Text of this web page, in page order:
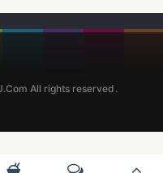
All rights reserved.